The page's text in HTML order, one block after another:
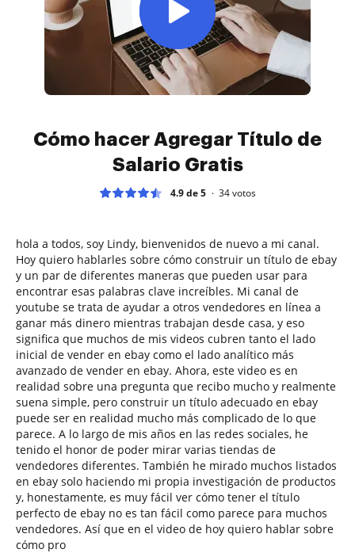
Cómo hacer Agregar Título de
Salario Gratis
4.9 de 5 34votos
hola a todos, soy Lindy, bienvenidos de nuevo a mi canal.
Hoy quiero hablarles sobre cómo construir un título de ebay
y un par de diferentes maneras que pueden usar para
encontrar esas palabras clave increíbles. Mi canal de
youtube se trata de ayudar a otros vendedores en línea a
ganar más dinero mientras trabajan desde casa, y eso
significa que muchos de mis videos cubren tanto el lado
inicial de vender en ebay como el lado analítico más
avanzado de vender en ebay. Ahora, este video es en
realidad sobre una pregunta que recibo mucho y realmente
suena simple, pero construir un título adecuado en ebay
puede ser en realidad mucho más complicado de lo que
parece. A lo largo de mis años en las redes sociales, he
tenido el honor de poder mirar varias tiendas de
vendedores diferentes. También he mirado muchos listados
en ebay solo haciendo mi propia investigación de productos
y, honestamente, es muy fácil ver cómo tener el título
perfecto de ebay no es tan fácil como parece para muchos
vendedores. Así que en el video de hoy quiero hablar sobre
cómo pro